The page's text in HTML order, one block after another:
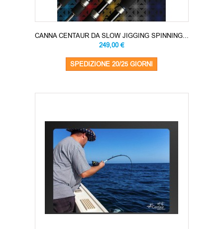
CANNA CENTAUR DA SLOW JIGGING SPINNING...
249,00 €
SPEDIZIONE 20/25 GIORNI